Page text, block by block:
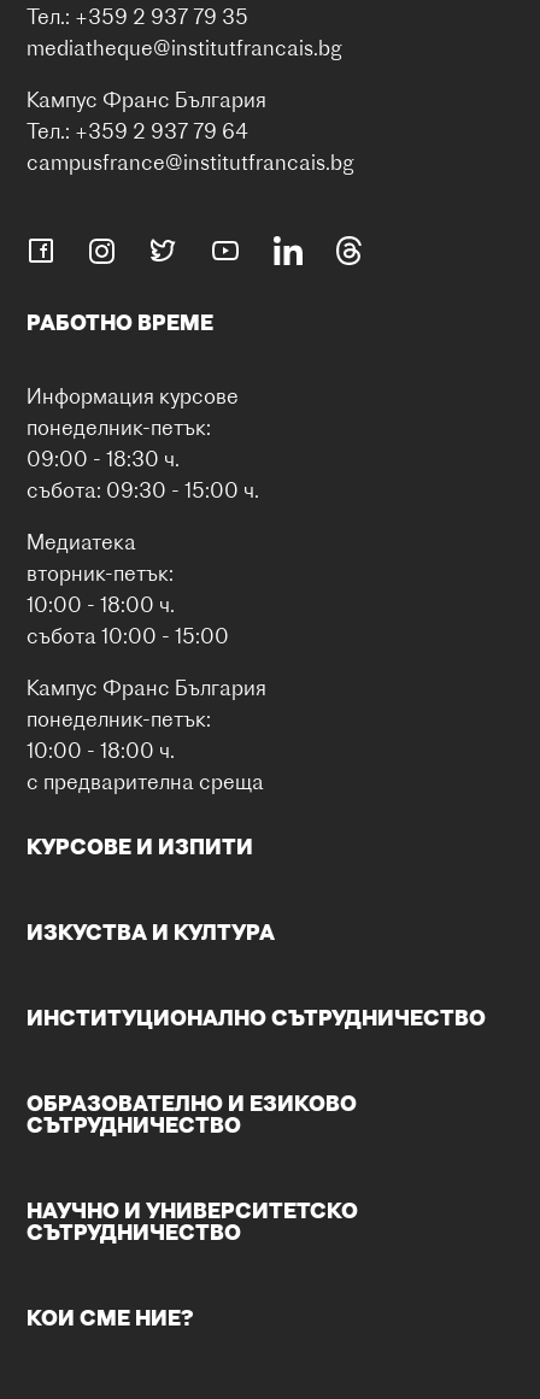
Тел.: +359 2 937 79 35
mediatheque@institutfrancais.bg
Кампус Франс България
Тел.: +359 2 937 79 64
campusfrance@institutfrancais.bg
РАБОТНО ВРЕМЕ
Информация курсове
понеделник-петък:
09:00 - 18:30 ч.
събота: 09:30 - 15:00 ч.
Медиатека
вторник-петък:
10:00 - 18:00 ч.
събота 10:00 - 15:00
Кампус Франс България
понеделник-петък:
10:00 - 18:00 ч.
с предварителна среща
КУРСОВЕ И ИЗПИТИ
ИЗКУСТВА И КУЛТУРА
ИНСТИТУЦИОНАЛНО СЪТРУДНИЧЕСТВО
ОБРАЗОВАТЕЛНО И ЕЗИКОВО
СЪТРУДНИЧЕСТВО
НАУЧНО И УНИВЕРСИТЕТСКО
СЪТРУДНИЧЕСТВО
КОИ СМЕ НИЕ?